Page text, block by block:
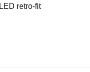
LED retro-fit